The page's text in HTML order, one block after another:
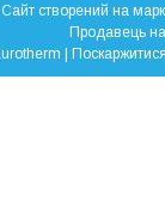
Сайт створений на
Продавець